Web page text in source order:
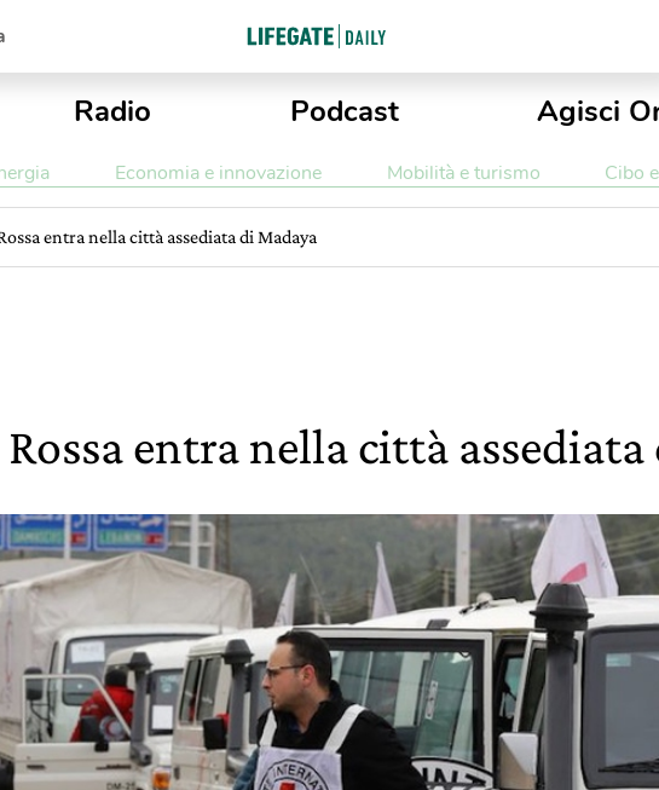
Radio Podcast Agisci
Economia e innovazione Mobilità e turismo Cibo
entra nella città assediata di Madaya
entra nella città